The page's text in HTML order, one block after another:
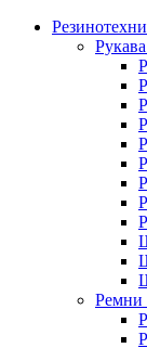
Ремни